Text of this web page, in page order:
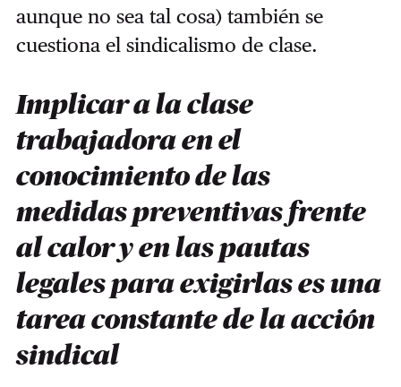
aunque no sea tal cosa) también se
cuestiona el sindicalismo de clase.
Implicar a la clase
trabajadora en el
conocimiento de las
medidas preventivas frente
al calor y en las pautas
legales para exigirlas es una
tarea constante de la acción
sindical